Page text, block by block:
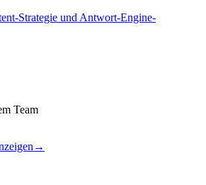
Strategie und Antwort-Engine-
Team
→